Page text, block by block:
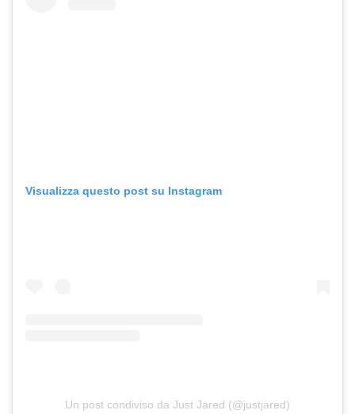
Visualizza questo post su Instagram
Un post condiviso da Just Jared (@justjared)